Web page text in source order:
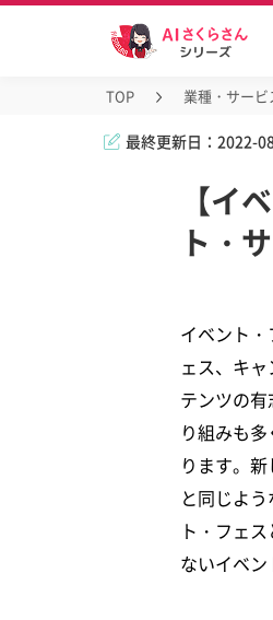
TOP 業種・サービ
最終更新日： 2022-
【イ
ト・
イベント
ェス、キ
テンツの
り組みも
ります。
と同じよ
ト・フェ
ないイベ